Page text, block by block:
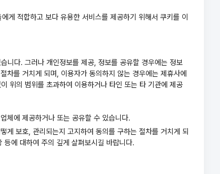
적합하고 보다 유용한 서비스를 제공하기 위해서 쿠키를 이
니다. 그러나 개인정보를 제공, 정보를 공유할 경우에는 정보
를 거치게 되며, 이용자가 동의하지 않는 경우에는 제휴사에
위의 범위를 초과하여 이용하거나 타인 또는 타 기관에 제공
체에 제공하거나 또는 공유할 수 있습니다.
게 보호, 관리되는지 고지하여 동의를 구하는 절차를 거치게 되
에 대하여 주의 깊게 살펴보시길 바랍니다.